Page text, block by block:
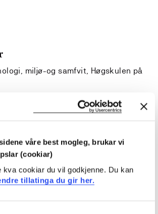
våre best mogleg, brukar vi
(cookiar)
kva cookiar du vil godkjenne. Du kan
tillatinga du gir her.
miljø-og samfvit, Høgskulen på
vil bli splittet i delaktiviteter med